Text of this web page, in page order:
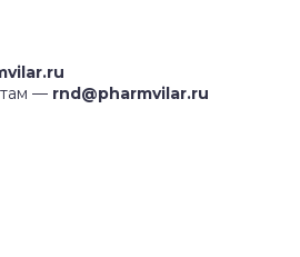
— rnd@pharmvilar.ru